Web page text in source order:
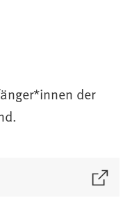
der